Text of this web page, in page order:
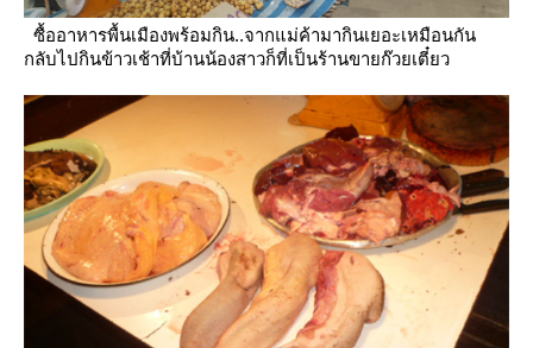
ซื้ออาหารพื้นเมืองพร้อมกิน..จากแม่ค้ามากินเยอะเหมือนกัน
กลับไปกินข้าวเช้าที่บ้านน้องสาวก็ที่เป็นร้านขายก๊วยเตี๋ยว